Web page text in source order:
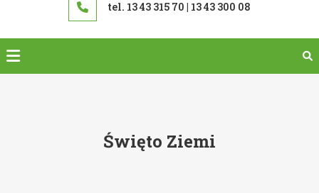
tel. 13 43 315 70 | 13 43 300 08
Święto Ziemi